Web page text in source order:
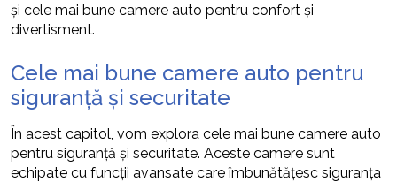
și cele mai bune camere auto pentru confort și
divertisment.
Cele mai bune camere auto pentru
siguranță și securitate
În acest capitol, vom explora cele mai bune camere auto
pentru siguranță și securitate. Aceste camere sunt
echipate cu funcții avansate care îmbunătățesc siguranța